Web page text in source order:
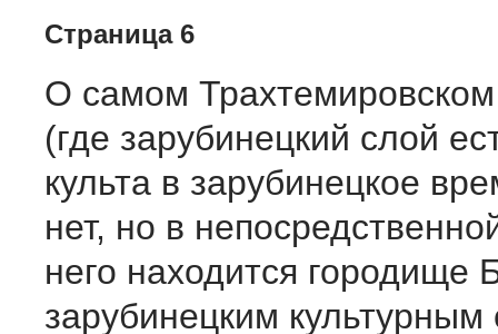
Страница 6
О самом
(где зарубинецкий слой
культа в зарубинецкое
нет, но в
него находится городище
зару­бинецким